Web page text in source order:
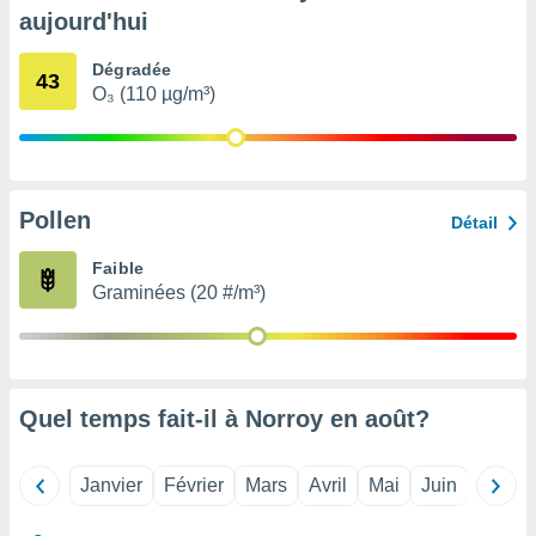
ou
de la
non
des
le
le
aujourd'hui
43 Dégradée
O₃ (110 µg/m³)
Pollen Détail
Faible
Graminées (20 #/m³)
Quel temps fait-il à Norroy en août?
Janvier Février Mars Avril Mai Juin Juillet